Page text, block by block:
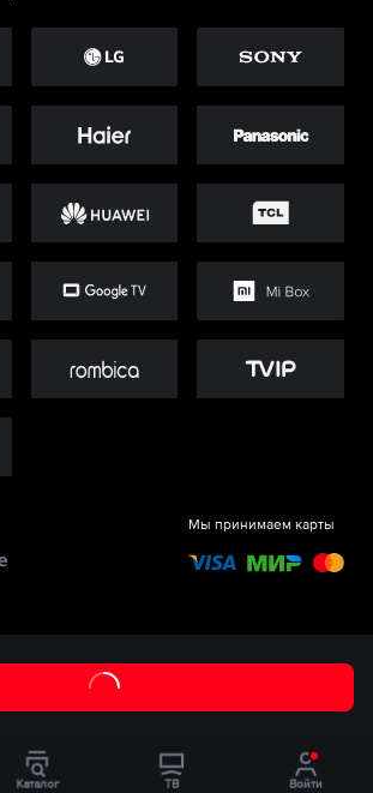
Мы принимаем карты
Каталог ТВ Войти